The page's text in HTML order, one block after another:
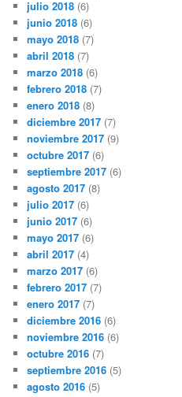
julio 2018 (6)
junio 2018 (6)
mayo 2018 (7)
abril 2018 (7)
marzo 2018 (6)
febrero 2018 (7)
enero 2018 (8)
diciembre 2017 (7)
noviembre 2017 (9)
octubre 2017 (6)
septiembre 2017 (6)
agosto 2017 (8)
julio 2017 (6)
junio 2017 (6)
mayo 2017 (6)
abril 2017 (4)
marzo 2017 (6)
febrero 2017 (7)
enero 2017 (7)
diciembre 2016 (6)
noviembre 2016 (6)
octubre 2016 (7)
septiembre 2016 (5)
agosto 2016 (5)